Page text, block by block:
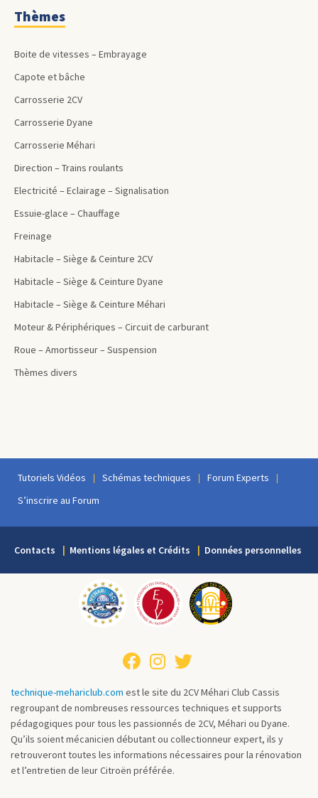
Thèmes
Boite de vitesses – Embrayage
Capote et bâche
Carrosserie 2CV
Carrosserie Dyane
Carrosserie Méhari
Direction – Trains roulants
Electricité – Eclairage – Signalisation
Essuie-glace – Chauffage
Freinage
Habitacle – Siège & Ceinture 2CV
Habitacle – Siège & Ceinture Dyane
Habitacle – Siège & Ceinture Méhari
Moteur & Périphériques – Circuit de carburant
Roue – Amortisseur – Suspension
Thèmes divers
Tutoriels Vidéos Schémas techniques
Forum Experts
S’inscrire au Forum
Contacts Mentions légales et Crédits Données personnelles
technique-mehariclub.com est le site du 2CV Méhari Club Cassis
regroupant de nombreuses ressources techniques et supports
pédagogiques pour tous les passionnés de 2CV, Méhari ou Dyane.
Qu’ils soient mécanicien débutant ou collectionneur expert, ils y
retrouveront toutes les informations nécessaires pour la rénovation
et l’entretien de leur Citroën préférée.